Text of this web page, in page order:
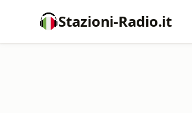
Stazioni-Radio.it